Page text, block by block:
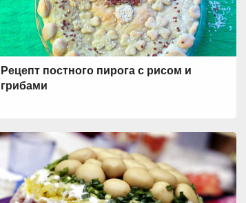
Рецепт постного пирога с рисом и
грибами